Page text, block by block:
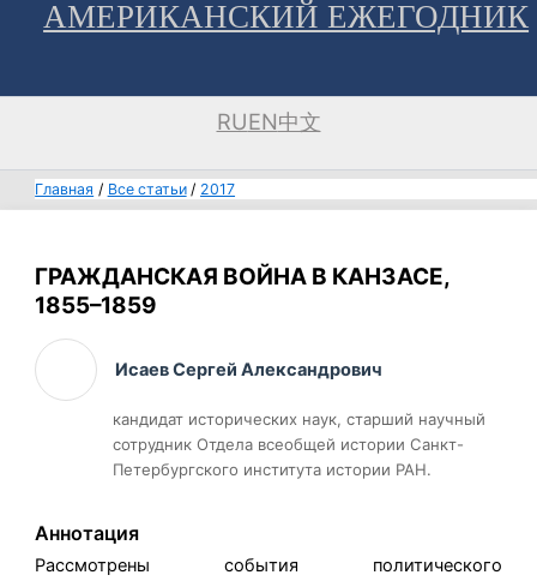
ПерейтиАМЕРИКАНСКИЙ ЕЖЕГОДНИК
RUEN中文
Главная Все статьи 2017
ГРАЖДАНСКАЯ ВОЙНА В КАНЗАСЕ,
1855–1859
Исаев Сергей Александрович
кандидат исторических наук, старший научный
сотрудник Отдела всеобщей истории Санкт-
Петербургского института истории РАН.
Аннотация
Рассмотрены события политического